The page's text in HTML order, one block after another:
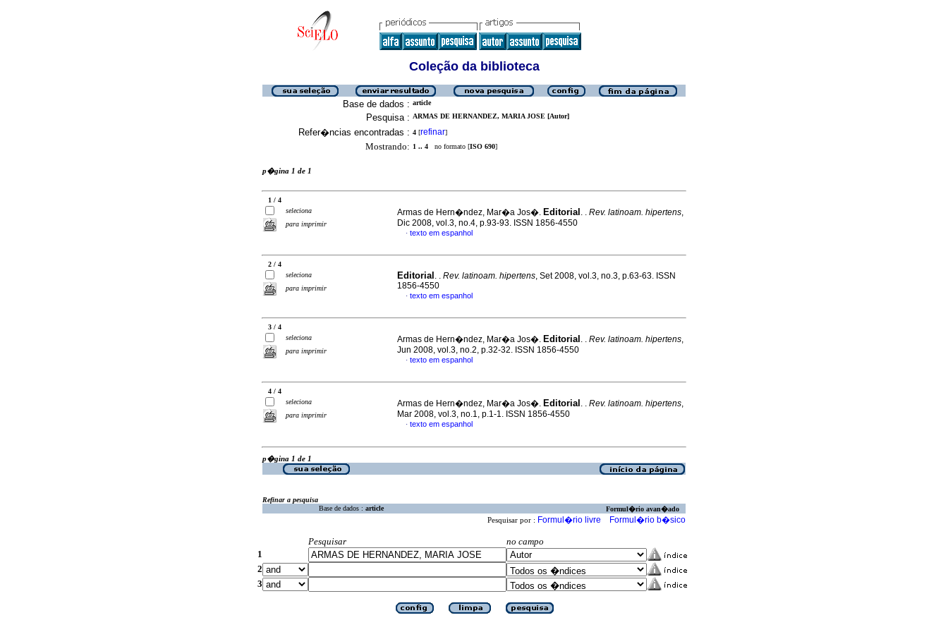
Coleção da biblioteca
Base de dados : article
Pesquisa : ARMAS DE HERNANDEZ, MARIA JOSE [Autor]
Refer�ncias encontradas : 4 [refinar]
Mostrando: 1 .. 4 no formato [ISO 690]
p�gina 1 de 1
1 / 4
seleciona
para imprimir
Armas de Hern�ndez, Mar�a Jos�. Editorial . . Rev. latinoam. hipertens,
Dic 2008, vol.3, no.4, p.93-93. ISSN 1856-4550
· texto em espanhol
2 / 4
seleciona
para imprimir
Editorial . . Rev. latinoam. hipertens, Set 2008, vol.3, no.3, p.63-63. ISSN
1856-4550
· texto em espanhol
3 / 4
seleciona
para imprimir
Armas de Hern�ndez, Mar�a Jos�. Editorial . . Rev. latinoam. hipertens,
Jun 2008, vol.3, no.2, p.32-32. ISSN 1856-4550
· texto em espanhol
4 / 4
seleciona
para imprimir
Armas de Hern�ndez, Mar�a Jos�. Editorial . . Rev. latinoam. hipertens,
Mar 2008, vol.3, no.1, p.1-1. ISSN 1856-4550
· texto em espanhol
p�gina 1 de 1
Refinar a pesquisa
Base de dados : article Formul�rio avan�ado
Pesquisar por : Formul�rio livre Formul�rio b�sico
Pesquisar
no campo
1
2
3